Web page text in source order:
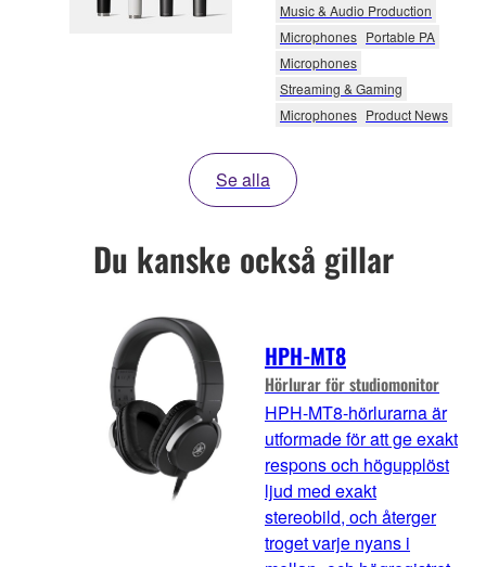
Music & Audio Production
Microphones Portable PA
Microphones
Streaming & Gaming
Microphones Product News
Se alla
Du kanske också gillar
HPH-MT8
Hörlurar för studiomonitor
HPH-MT8-hörlurarna är
utformade för att ge exakt
respons och högupplöst
ljud med exakt
stereobild, och återger
troget varje nyans i